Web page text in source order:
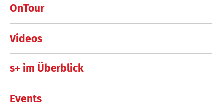
OnTour
Videos
s+ im Überblick
Events